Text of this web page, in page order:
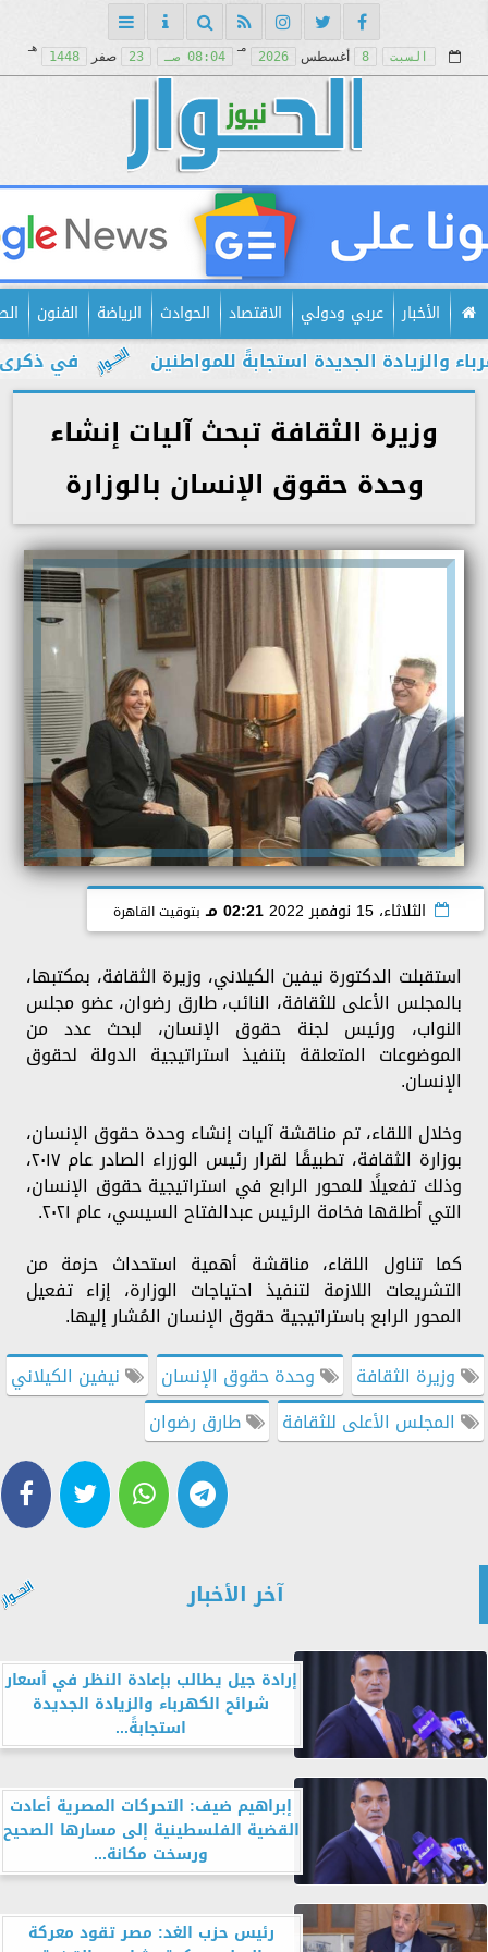
السبت 8 أغسطس 2026
مـ
08:04 صـ 23 صفر 1448
هـ
الأخبار عربي ودولي الاقتصاد الحوادث الرياضة الفنون
في ذكرى الجديدة استجابةً للمواطنين
وزيرة الثقافة تبحث آليات إنشاء
وحدة حقوق الإنسان بالوزارة
الثلاثاء، 15 نوفمبر 2022 02:21 مـ بتوقيت القاهرة
استقبلت الدكتورة نيفين الكيلاني، وزيرة الثقافة، بمكتبها،
بالمجلس الأعلى للثقافة، النائب، طارق رضوان، عضو مجلس
النواب، ورئيس لجنة حقوق الإنسان، لبحث عدد من
الموضوعات المتعلقة بتنفيذ استراتيجية الدولة لحقوق
الإنسان.
وخلال اللقاء، تم مناقشة آليات إنشاء وحدة حقوق الإنسان،
بوزارة الثقافة، تطبيقًا لقرار رئيس الوزراء الصادر عام ٢٠١٧،
وذلك تفعيلًا للمحور الرابع في استراتيجية حقوق الإنسان،
التي أطلقها فخامة الرئيس عبدالفتاح السيسي، عام ٢٠٢١.
كما تناول اللقاء، مناقشة أهمية استحداث حزمة من
التشريعات اللازمة لتنفيذ احتياجات الوزارة، إزاء تفعيل
المحور الرابع باستراتيجية حقوق الإنسان المُشار إليها.
وزيرة الثقافة
وحدة حقوق الإنسان
نيفين الكيلاني
المجلس الأعلى للثقافة
طارق رضوان
آخر الأخبار
إرادة جيل يطالب بإعادة النظر في أسعار
شرائح الكهرباء والزيادة الجديدة
استجابةً...
إبراهيم ضيف: التحركات المصرية أعادت
القضية الفلسطينية إلى مسارها الصحيح
ورسخت مكانة...
رئيس حزب الغد: مصر تقود معركة